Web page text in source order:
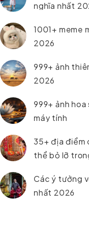
nghĩa nhất
1001+ meme
2026
999+ ảnh
2026
999+ ảnh
máy tính
35+ địa điểm
thể bỏ lỡ
Các ý tưởng
nhất 2026